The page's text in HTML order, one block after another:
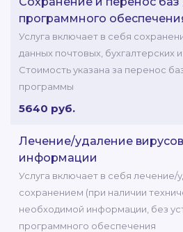
программного
Услуга включает в себя
данных почтовых, бухгалтерских
Стоимость указана за перенос
программы
5640 руб.
Лечение/удаление
информации
Услуга включает в себя лечение/
сохранением (при наличии
необходимой информации, без
программного обеспечения